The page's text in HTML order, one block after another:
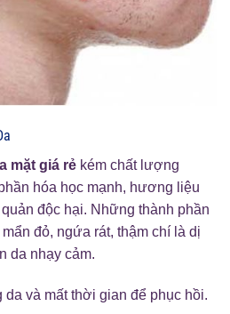
mặt giá rẻ kém chất lượng
hóa học mạnh, hương liệu
độc hại. Những thành phần
đỏ, ngứa rát, thậm chí là dị
da nhạy cảm.
và mất thời gian để phục hồi.